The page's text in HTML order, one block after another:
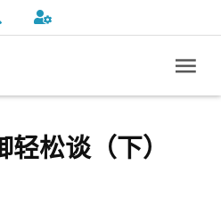
轻松谈（下）